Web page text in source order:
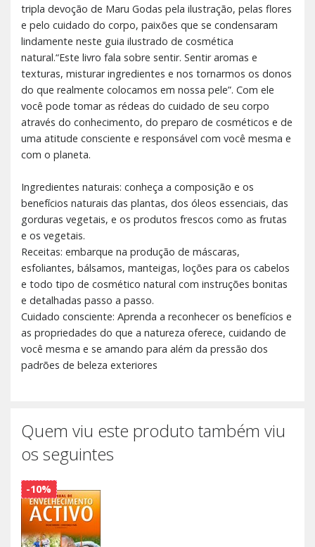
tripla devoção de Maru Godas pela ilustração, pelas flores
e pelo cuidado do corpo, paixões que se condensaram
lindamente neste guia ilustrado de cosmética
natural.“Este livro fala sobre sentir. Sentir aromas e
texturas, misturar ingredientes e nos tornarmos os donos
do que realmente colocamos em nossa pele”. Com ele
você pode tomar as rédeas do cuidado de seu corpo
através do conhecimento, do preparo de cosméticos e de
uma atitude consciente e responsável com você mesma e
com o planeta.
Ingredientes naturais: conheça a composição e os
benefícios naturais das plantas, dos óleos essenciais, das
gorduras vegetais, e os produtos frescos como as frutas
e os vegetais.
Receitas: embarque na produção de máscaras,
esfoliantes, bálsamos, manteigas, loções para os cabelos
e todo tipo de cosmético natural com instruções bonitas
e detalhadas passo a passo.
Cuidado consciente: Aprenda a reconhecer os benefícios e
as propriedades do que a natureza oferece, cuidando de
você mesma e se amando para além da pressão dos
padrões de beleza exteriores
Quem viu este produto também viu
os seguintes
-10%